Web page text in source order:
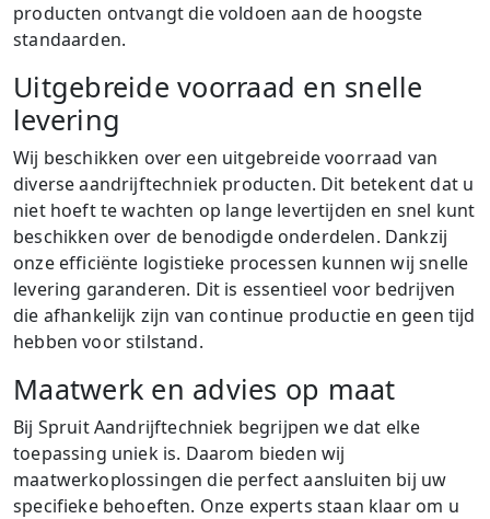
producten ontvangt die voldoen aan de hoogste
standaarden.
Uitgebreide voorraad en snelle
levering
Wij beschikken over een uitgebreide voorraad van
diverse aandrijftechniek producten. Dit betekent dat u
niet hoeft te wachten op lange levertijden en snel kunt
beschikken over de benodigde onderdelen. Dankzij
onze efficiënte logistieke processen kunnen wij snelle
levering garanderen. Dit is essentieel voor bedrijven
die afhankelijk zijn van continue productie en geen tijd
hebben voor stilstand.
Maatwerk en advies op maat
Bij Spruit Aandrijftechniek begrijpen we dat elke
toepassing uniek is. Daarom bieden wij
maatwerkoplossingen die perfect aansluiten bij uw
specifieke behoeften. Onze experts staan klaar om u